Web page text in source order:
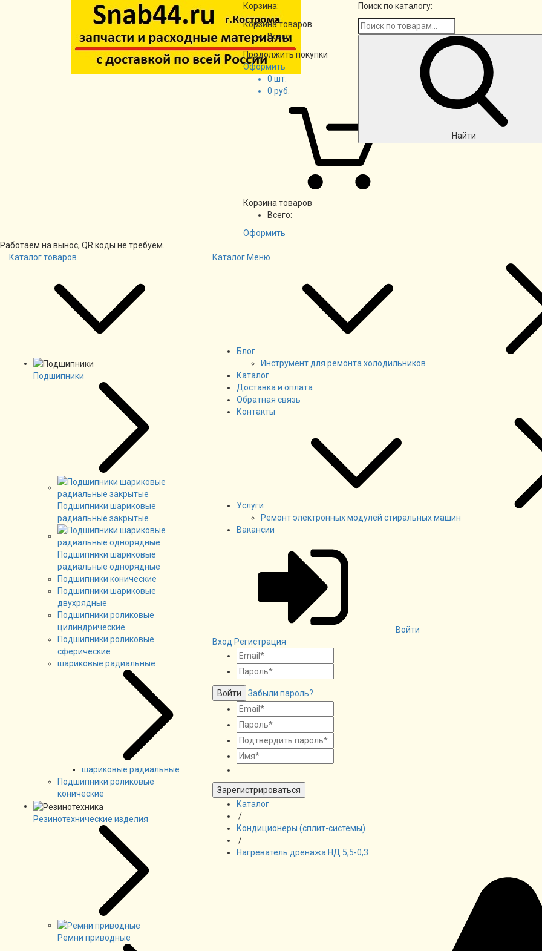
Корзина:
Корзина товаров
Всего:
Продолжить покупки
Оформить
0 шт.
0 руб.
Корзина товаров
Всего:
Оформить
Поиск по каталогу:
Найти
Работаем на вынос, QR коды не требуем.
Каталог товаров
Подшипники
Подшипники шариковые
радиальные закрытые
Подшипники шариковые
радиальные однорядные
Подшипники конические
Подшипники шариковые
двухрядные
Подшипники роликовые
цилиндрические
Подшипники роликовые
сферические
шариковые радиальные
шариковые радиальные
Подшипники роликовые
конические
Резинотехнические изделия
Ремни приводные
Каталог Меню
Блог
Инструмент для ремонта холодильников
Каталог
Доставка и оплата
Обратная связь
Контакты
Услуги
Ремонт электронных модулей стиральных машин
Вакансии
Войти
Вход Регистрация
Войти Забыли пароль?
Зарегистрироваться
Каталог
/
Кондиционеры (сплит-системы)
/
Нагреватель дренажа НД 5,5-0,3